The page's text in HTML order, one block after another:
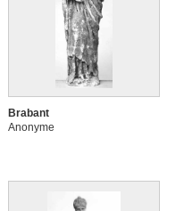
Brabant
Anonyme